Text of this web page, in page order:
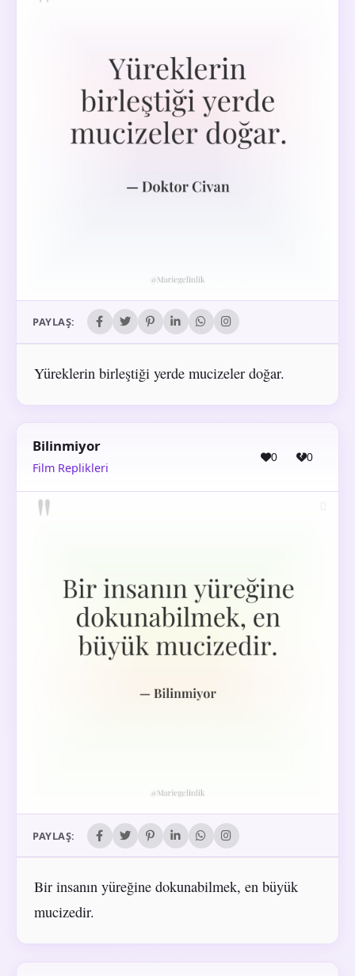
PAYLAŞ:
Yüreklerin birleştiği yerde mucizeler doğar.
Bilinmiyor
Film Replikleri
0 0
PAYLAŞ:
Bir insanın yüreğine dokunabilmek, en büyük
mucizedir.